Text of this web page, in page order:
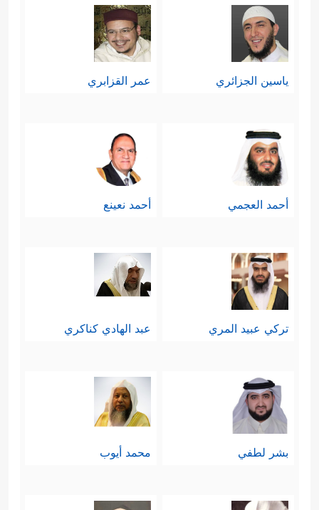
ياسين الجزائري عمر القزابري
أحمد العجمي أحمد نعينع
تركي عبيد المري عبد الهادي كناكري
بشر لطفي محمد أيوب